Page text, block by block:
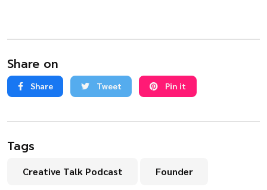
Share on
Share Tweet Pin it
Tags
Creative Talk Podcast Founder